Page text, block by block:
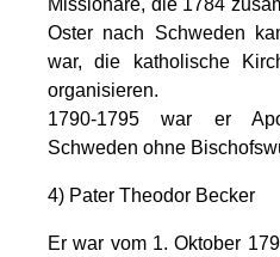
Oster nach Schweden
war, die katholische
1790-1795 war er
Schweden ohne
4) Pater Theodor Becker
Er war vom 1. Oktober